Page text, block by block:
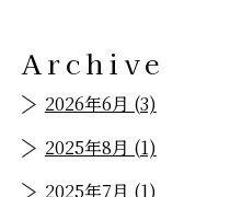
Archive
2026年6月 (3)
2025年8月 (1)
2025年7月 (1)